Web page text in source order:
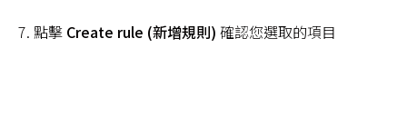
7. 點擊 Create rule (新增規則) 確認您選取的項目